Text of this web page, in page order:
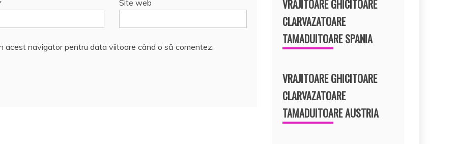
Site web
acest navigator pentru data viitoare când o să comentez.
VRAJITOARE GHICITOARE
CLARVAZATOARE
TAMADUITOARE SPANIA
VRAJITOARE GHICITOARE
CLARVAZATOARE
TAMADUITOARE AUSTRIA